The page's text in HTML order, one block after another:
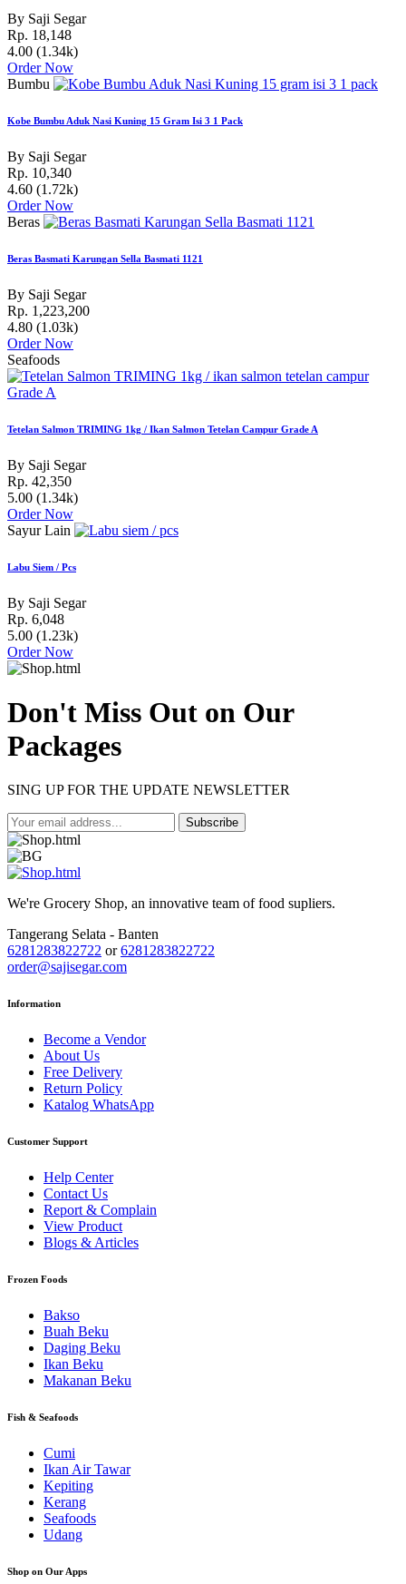
By Saji Segar
Rp. 18,148
4.00 (1.34k)
Order Now
Bumbu
Kobe Bumbu Aduk Nasi Kuning 15 Gram Isi 3 1 Pack
By Saji Segar
Rp. 10,340
4.60 (1.72k)
Order Now
Beras
Beras Basmati Karungan Sella Basmati 1121
By Saji Segar
Rp. 1,223,200
4.80 (1.03k)
Order Now
Seafoods
Tetelan Salmon TRIMING 1kg / Ikan Salmon Tetelan Campur Grade A
By Saji Segar
Rp. 42,350
5.00 (1.34k)
Order Now
Sayur Lain
Labu Siem / Pcs
By Saji Segar
Rp. 6,048
5.00 (1.23k)
Order Now
Don't Miss Out on Our
Packages
SING UP FOR THE UPDATE NEWSLETTER
Subscribe
We're Grocery Shop, an innovative team of food supliers.
Tangerang Selata - Banten
6281283822722 or 6281283822722
order@sajisegar.com
Information
Become a Vendor
About Us
Free Delivery
Return Policy
Katalog WhatsApp
Customer Support
Help Center
Contact Us
Report & Complain
View Product
Blogs & Articles
Frozen Foods
Bakso
Buah Beku
Daging Beku
Ikan Beku
Makanan Beku
Fish & Seafoods
Cumi
Ikan Air Tawar
Kepiting
Kerang
Seafoods
Udang
Shop on Our Apps